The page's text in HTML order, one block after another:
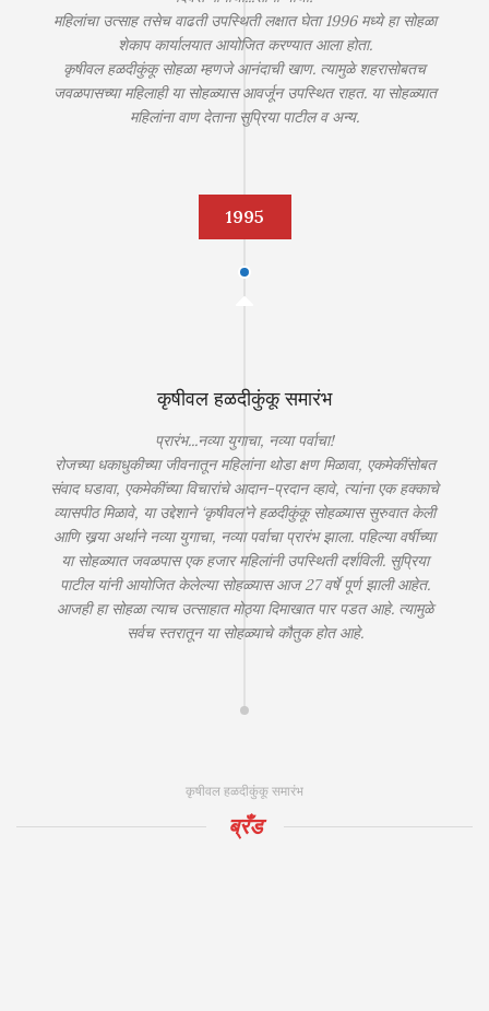
महिलांचा उत्साह तसेच वाढती उपस्थिती लक्षात घेता 1996 मध्ये हा सोहळा
शेकाप कार्यालयात आयोजित करण्यात आला होता.
कृषीवल हळदीकुंकू सोहळा म्हणजे आनंदाची खाण. त्यामुळे शहरासोबतच
जवळपासच्या महिलाही या सोहळ्यास आवर्जून उपस्थित राहत. या सोहळ्यात
महिलांना वाण देताना सुप्रिया पाटील व अन्य.
1995
कृषीवल हळदीकुंकू समारंभ
प्रारंभ...नव्या युगाचा, नव्या पर्वाचा!
रोजच्या धकाधुकीच्या जीवनातून महिलांना थोडा क्षण मिळावा, एकमेकींसोबत
संवाद घडावा, एकमेकींच्या विचारांचे आदान-प्रदान व्हावे, त्यांना एक हक्काचे
व्यासपीठ मिळावे, या उद्देशाने ‘कृषीवल’ने हळदीकुंकू सोहळ्यास सुरुवात केली
आणि खर्‍या अर्थाने नव्या युगाचा, नव्या पर्वाचा प्रारंभ झाला. पहिल्या वर्षीच्या
या सोहळ्यात जवळपास एक हजार महिलांनी उपस्थिती दर्शविली. सुप्रिया
पाटील यांनी आयोजित केलेल्या सोहळ्यास आज 27 वर्षे पूर्ण झाली आहेत.
आजही हा सोहळा त्याच उत्साहात मोठ्या दिमाखात पार पडत आहे. त्यामुळे
सर्वच स्तरातून या सोहळ्याचे कौतुक होत आहे.
कृषीवल हळदीकुंकू समारंभ
ब्रँड